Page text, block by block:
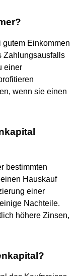
gutem Einkommen
Zahlungsausfalls
einer
wenn sie einen
bestimmten
Hauskauf
einer
Nachteile.
höhere Zinsen,